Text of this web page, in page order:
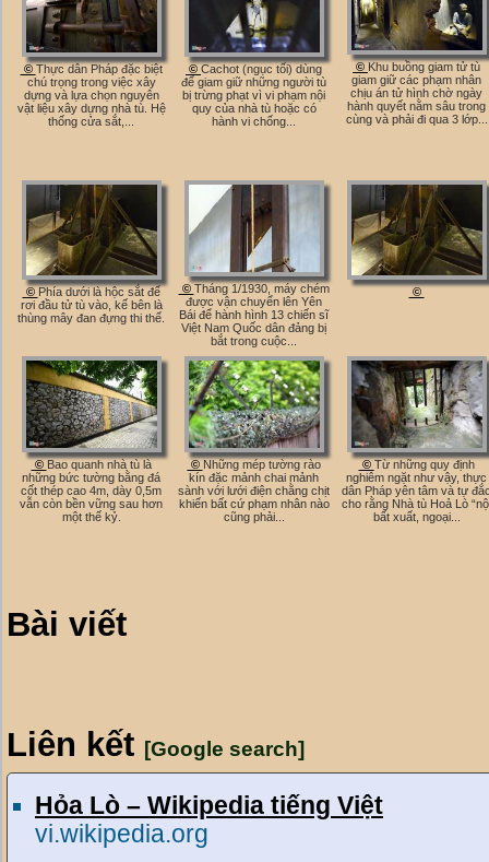
© Thực dân Pháp đặc biệt
chú trọng trong việc xây
dựng và lựa chọn nguyên
vật liệu xây dựng nhà tù. Hệ
thống cửa sắt,...
© Cachot (ngục tối) dùng
để giam giữ những người tù
bị trừng phạt vì vi phạm nội
quy của nhà tù hoặc có
hành vi chống...
© Khu buồng giam tử tù
giam giữ các phạm nhân
chịu án tử hình chờ ngày
hành quyết nằm sâu trong
cùng và phải đi qua 3 lớp...
© Phía dưới là hộc sắt để
rơi đầu tử tù vào, kế bên là
thùng mây đan đựng thi thể.
© Tháng 1/1930, máy chém
được vận chuyển lên Yên
Bái để hành hình 13 chiến sĩ
Việt Nam Quốc dân đảng bị
bắt trong cuộc...
©
© Bao quanh nhà tù là
những bức tường bằng đá
cốt thép cao 4m, dày 0,5m
vẫn còn bền vững sau hơn
một thế kỷ.
© Những mép tường rào
kín đặc mảnh chai mảnh
sành với lưới điện chằng chịt
khiến bất cứ phạm nhân nào
cũng phải...
© Từ những quy định
nghiêm ngặt như vậy, thực
dân Pháp yên tâm và tự
cho rằng Nhà tù Hoả Lò
bất xuất, ngoại...
Bài viết
Liên kết [Google search]
Hỏa Lò – Wikipedia tiếng Việt
vi.wikipedia.org